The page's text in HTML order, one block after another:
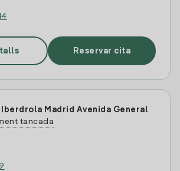
Reservar cita
Madrid Avenida General
tancada